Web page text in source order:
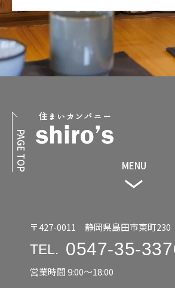
MENU
〒427-0011 静岡県島田市東町230
TEL. 0547-35-
営業時間 9:00〜18:00
PAGE TOP